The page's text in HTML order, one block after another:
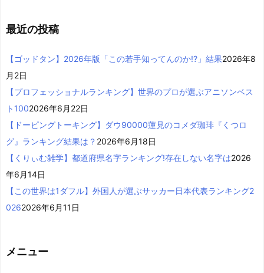
最近の投稿
【ゴッドタン】2026年版「この若手知ってんのか!?」結果2026年8
月2日
【プロフェッショナルランキング】世界のプロが選ぶアニソンベス
ト1002026年6月22日
【ドーピングトーキング】ダウ90000蓮見のコメダ珈琲『くつロ
グ』ランキング結果は？ 2026年6月18日
【くりぃむ雑学】都道府県名字ランキング!存在しない名字は2026
年6月14日
【この世界は1ダフル】外国人が選ぶサッカー日本代表ランキング2
0262026年6月11日
メニュー